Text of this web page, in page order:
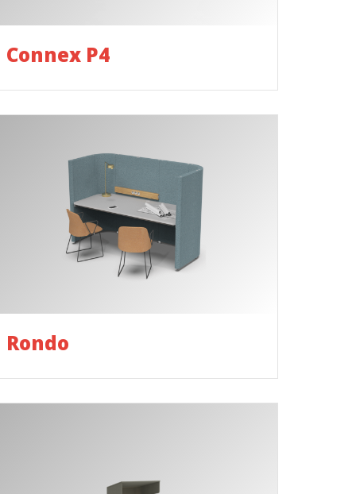
Connex P4
Rondo